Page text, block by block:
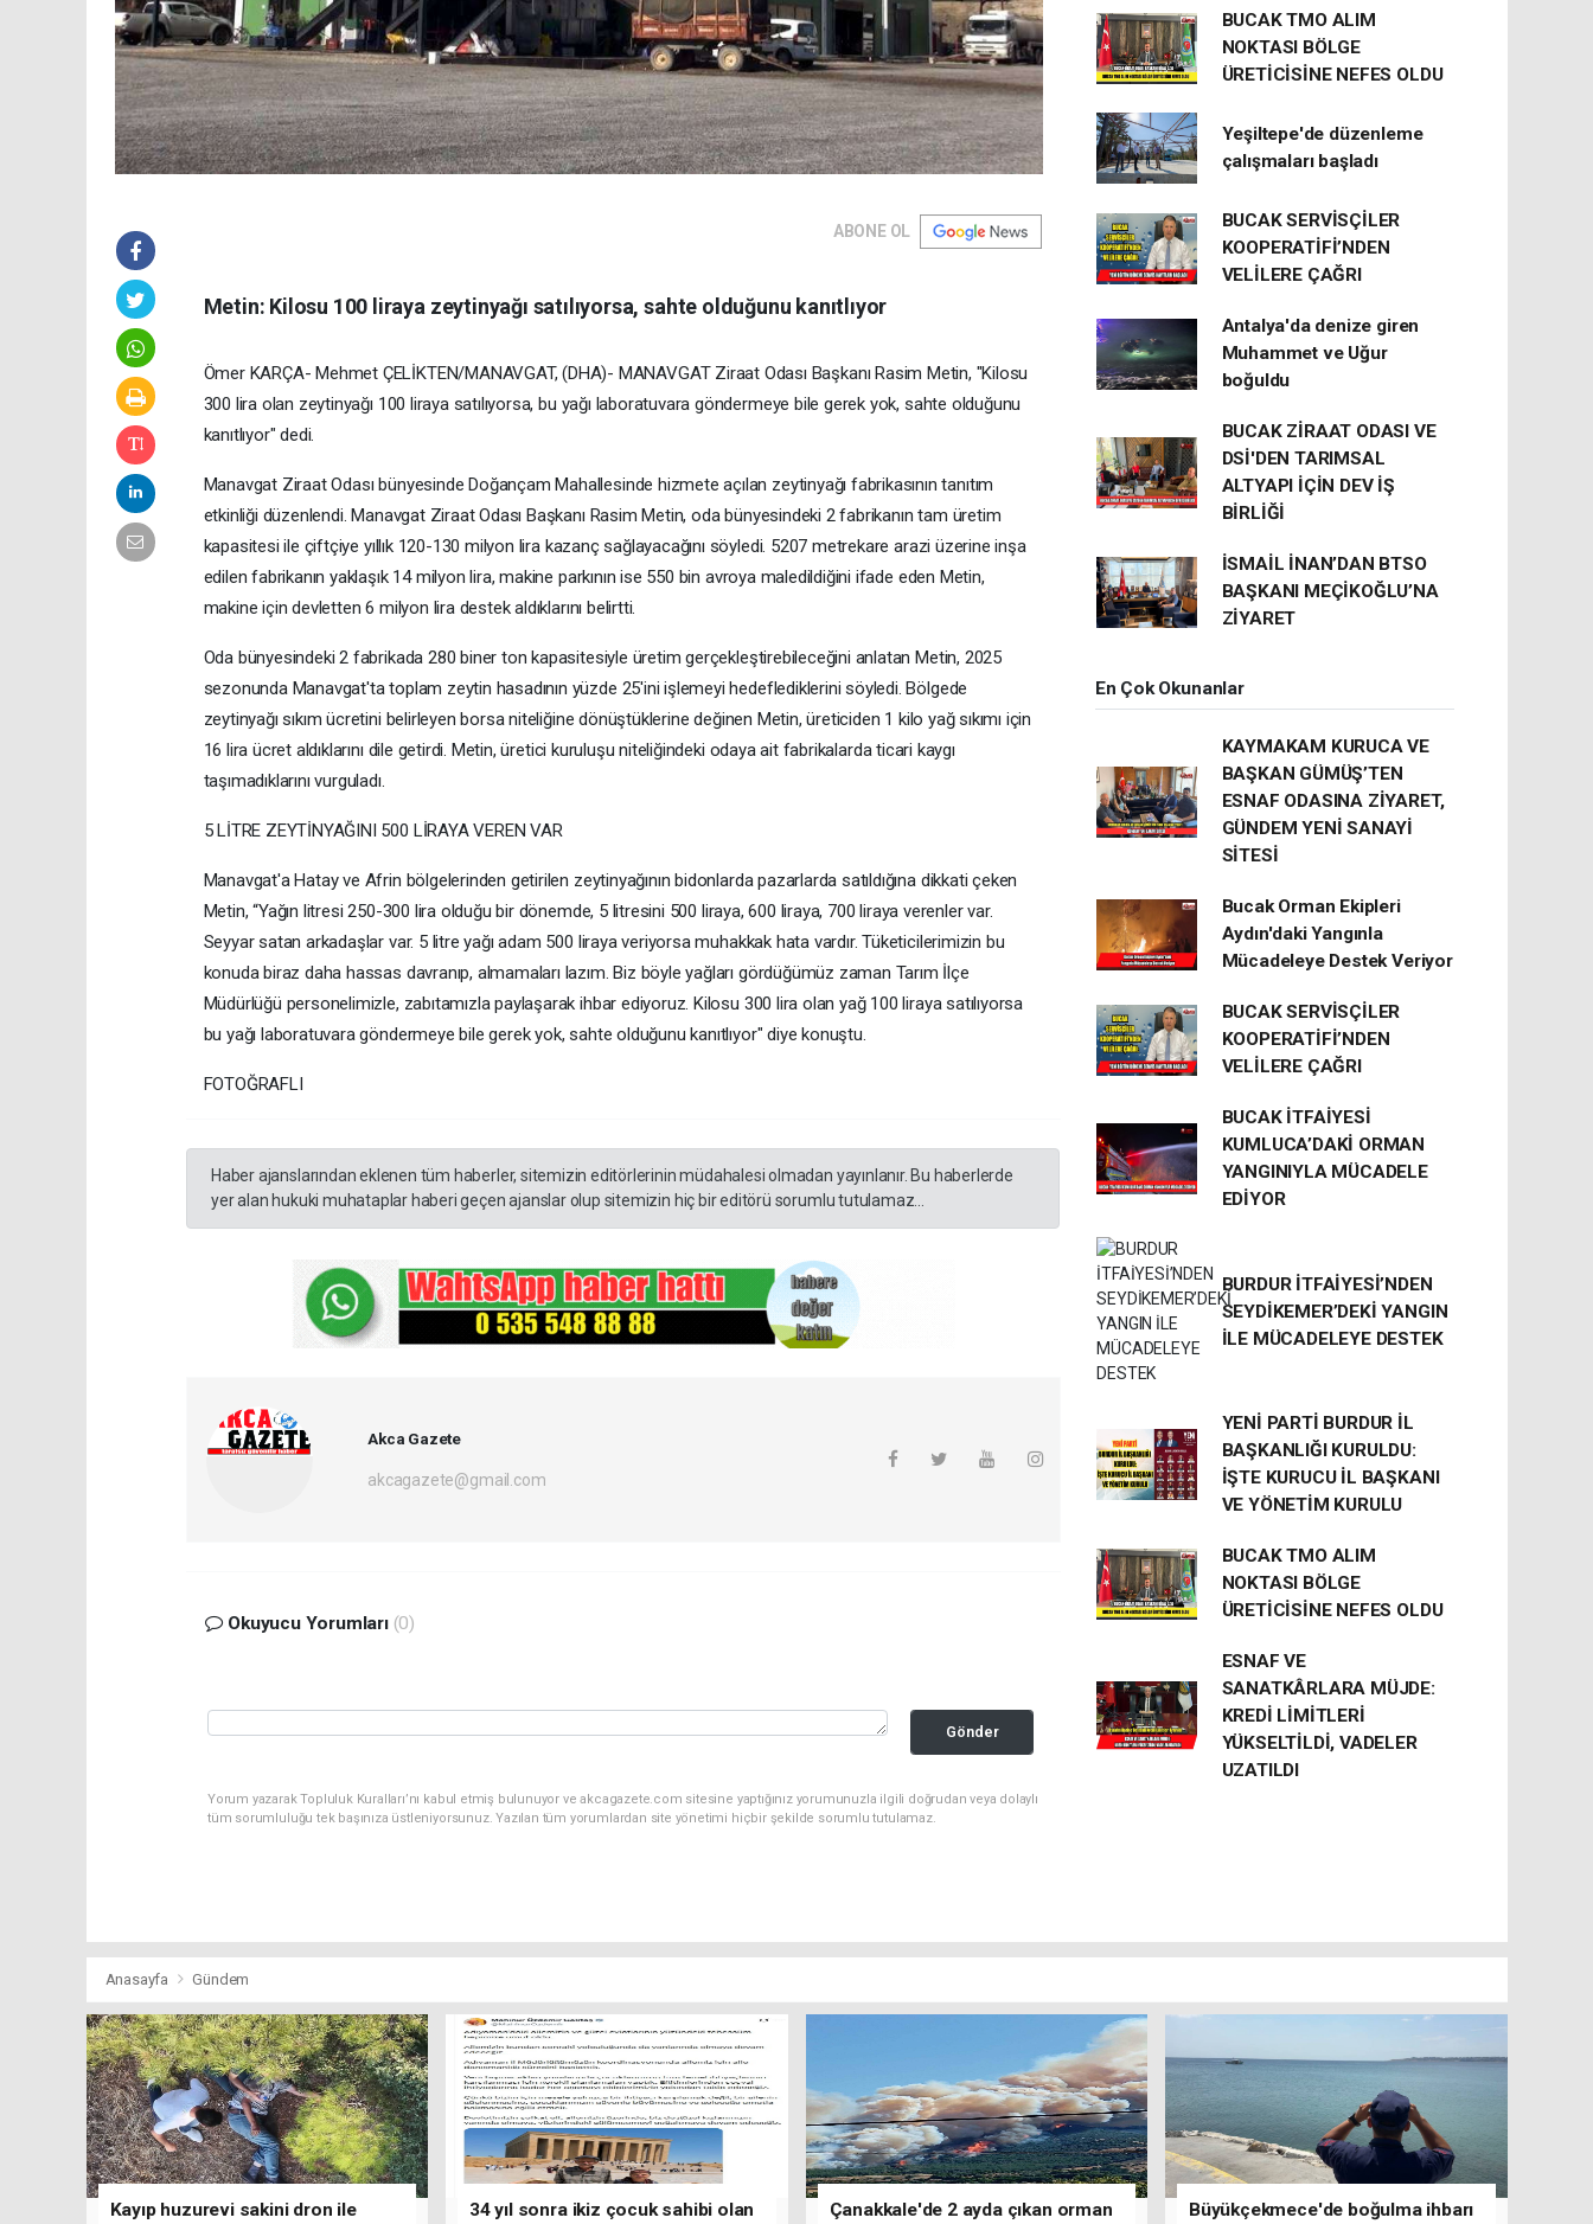
ABONE OL
Metin: Kilosu 100 liraya zeytinyağı satılıyorsa, sahte olduğunu kanıtlıyor
Ömer KARÇA- Mehmet ÇELİKTEN/MANAVGAT, (DHA)- MANAVGAT Ziraat Odası Başkanı Rasim Metin, "Kilosu
300 lira olan zeytinyağı 100 liraya satılıyorsa, bu yağı laboratuvara göndermeye bile gerek yok, sahte olduğunu
kanıtlıyor" dedi.
Manavgat Ziraat Odası bünyesinde Doğançam Mahallesinde hizmete açılan zeytinyağı fabrikasının tanıtım
etkinliği düzenlendi. Manavgat Ziraat Odası Başkanı Rasim Metin, oda bünyesindeki 2 fabrikanın tam üretim
kapasitesi ile çiftçiye yıllık 120-130 milyon lira kazanç sağlayacağını söyledi. 5207 metrekare arazi üzerine inşa
edilen fabrikanın yaklaşık 14 milyon lira, makine parkının ise 550 bin avroya maledildiğini ifade eden Metin,
makine için devletten 6 milyon lira destek aldıklarını belirtti.
Oda bünyesindeki 2 fabrikada 280 biner ton kapasitesiyle üretim gerçekleştirebileceğini anlatan Metin, 2025
sezonunda Manavgat'ta toplam zeytin hasadının yüzde 25'ini işlemeyi hedeflediklerini söyledi. Bölgede
zeytinyağı sıkım ücretini belirleyen borsa niteliğine dönüştüklerine değinen Metin, üreticiden 1 kilo yağ sıkımı için
16 lira ücret aldıklarını dile getirdi. Metin, üretici kuruluşu niteliğindeki odaya ait fabrikalarda ticari kaygı
taşımadıklarını vurguladı.
5 LİTRE ZEYTİNYAĞINI 500 LİRAYA VEREN VAR
Manavgat'a Hatay ve Afrin bölgelerinden getirilen zeytinyağının bidonlarda pazarlarda satıldığına dikkati çeken
Metin, “Yağın litresi 250-300 lira olduğu bir dönemde, 5 litresini 500 liraya, 600 liraya, 700 liraya verenler var.
Seyyar satan arkadaşlar var. 5 litre yağı adam 500 liraya veriyorsa muhakkak hata vardır. Tüketicilerimizin bu
konuda biraz daha hassas davranıp, almamaları lazım. Biz böyle yağları gördüğümüz zaman Tarım İlçe
Müdürlüğü personelimizle, zabıtamızla paylaşarak ihbar ediyoruz. Kilosu 300 lira olan yağ 100 liraya satılıyorsa
bu yağı laboratuvara göndermeye bile gerek yok, sahte olduğunu kanıtlıyor" diye konuştu.
FOTOĞRAFLI
Haber ajanslarından eklenen tüm haberler, sitemizin editörlerinin müdahalesi olmadan yayınlanır. Bu haberlerde
yer alan hukuki muhataplar haberi geçen ajanslar olup sitemizin hiç bir editörü sorumlu tutulamaz...
Akca Gazete
akcagazete@gmail.com
Okuyucu Yorumları (0)
Gönder
Yorum yazarak Topluluk Kuralları’nı kabul etmiş bulunuyor ve akcagazete.com sitesine yaptığınız yorumunuzla ilgili doğrudan veya dolaylı
tüm sorumluluğu tek başınıza üstleniyorsunuz. Yazılan tüm yorumlardan site yönetimi hiçbir şekilde sorumlu tutulamaz.
BUCAK TMO ALIM
NOKTASI BÖLGE
ÜRETİCİSİNE NEFES OLDU
Yeşiltepe'de düzenleme
çalışmaları başladı
BUCAK SERVİSÇİLER
KOOPERATİFİ’NDEN
VELİLERE ÇAĞRI
Antalya'da denize giren
Muhammet ve Uğur
boğuldu
BUCAK ZİRAAT ODASI VE
DSİ'DEN TARIMSAL
ALTYAPI İÇİN DEV İŞ
BİRLİĞİ
İSMAİL İNAN’DAN BTSO
BAŞKANI MEÇİKOĞLU’NA
ZİYARET
En Çok Okunanlar
KAYMAKAM KURUCA VE
BAŞKAN GÜMÜŞ’TEN
ESNAF ODASINA ZİYARET,
GÜNDEM YENİ SANAYİ
SİTESİ
Bucak Orman Ekipleri
Aydın'daki Yangınla
Mücadeleye Destek Veriyor
BUCAK SERVİSÇİLER
KOOPERATİFİ’NDEN
VELİLERE ÇAĞRI
BUCAK İTFAİYESİ
KUMLUCA’DAKİ ORMAN
YANGINIYLA MÜCADELE
EDİYOR
BURDUR İTFAİYESİ’NDEN
SEYDİKEMER’DEKİ YANGIN
İLE MÜCADELEYE DESTEK
YENİ PARTİ BURDUR İL
BAŞKANLIĞI KURULDU:
İŞTE KURUCU İL BAŞKANI
VE YÖNETİM KURULU
BUCAK TMO ALIM
NOKTASI BÖLGE
ÜRETİCİSİNE NEFES OLDU
ESNAF VE
SANATKÂRLARA MÜJDE:
KREDİ LİMİTLERİ
YÜKSELTİLDİ, VADELER
UZATILDI
Anasayfa Gündem
Kayıp huzurevi sakini dron ile
34 yıl sonra ikiz çocuk sahibi olan
Çanakkale'de 2 ayda çıkan orman
Büyükçekmece'de boğulma ihbarı